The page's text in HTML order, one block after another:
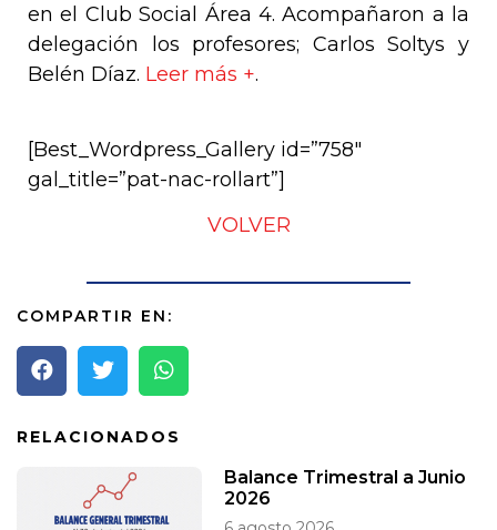
en el Club Social Área 4.Acompañaron a la
delegación los profesores; Carlos Soltys y
Belén Díaz. Leer más +.
[Best_Wordpress_Gallery id=”758″
gal_title=”pat-nac-rollart”]
VOLVER
COMPARTIR EN:
RELACIONADOS
Balance Trimestral a Junio
2026